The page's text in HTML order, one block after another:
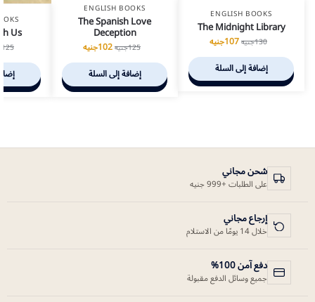
ENGLISH BOOKS
The Midnight Library
130جنيه107جنيه
إضافة إلى السلة
ENGLISH BOOKS
The Spanish Love
Deception
125جنيه102جنيه
إضافة إلى السلة
Us
125
شحن مجاني
على الطلبات +999 جنيه
إرجاع مجاني
خلال 14 يومًا من الاستلام
دفع آمن 100%
جميع وسائل الدفع مقبولة